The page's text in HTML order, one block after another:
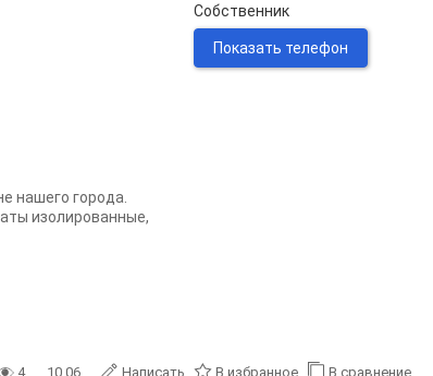
нашего города.
изолированные,
Собственник
Показать телефон
4 10.06 Написать В избранное В сравнение